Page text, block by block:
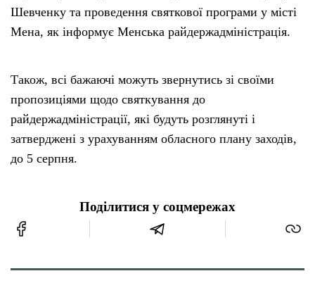
Шевченку та проведення святкової програми у місті
Мена, як інформує Менська райдержадміністрація.
Також, всі бажаючі можуть звернутись зі своїми
пропозиціями щодо святкування до
райдержадміністрації, які будуть розглянуті і
затверджені з урахуванням обласного плану заходів,
до 5 серпня.
Поділитися у соцмережах